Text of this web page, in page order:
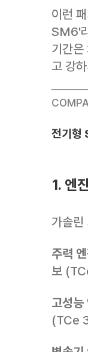
이런
SM6'
기간
고 강
전기형
1. 엔
가솔린
주력
보
고성능
(TCe